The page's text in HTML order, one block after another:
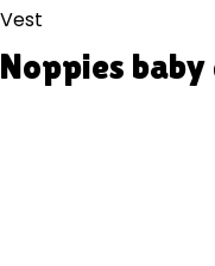
Vest
Noppies